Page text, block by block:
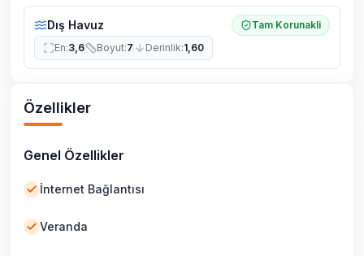
Dış Havuz
Tam Korunakli
En:3,6 Boyut:7 Derinlik:1,60
Özellikler
Genel Özellikler
İnternet Bağlantısı
Veranda